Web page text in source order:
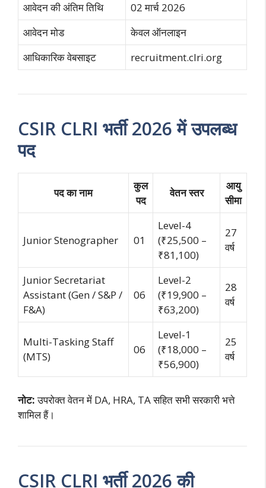
आवेदन की अंतिम तिथि
02 मार्च 2026
आवेदन मोड
केवल ऑनलाइन
आधिकारिक वेबसाइट
recruitment.clri.org
CSIR CLRI भर्ती 2026 में उपलब्ध
पद
पद का नाम
कुल
पद
वेतन स्तर
आयु
सीमा
Junior Stenographer 01
Level-4
(₹25,500 –
₹81,100)
27
वर्ष
Junior Secretariat
Assistant (Gen / S&P /
F&A)
06
Level-2
(₹19,900 –
₹63,200)
28
वर्ष
Multi-Tasking Staff
(MTS)
06
Level-1
(₹18,000 –
₹56,900)
25
वर्ष
नोट:उपरोक्त वेतन में DA, HRA, TA सहित सभी सरकारी भत्ते
शामिल हैं।
CSIR CLRI भर्ती 2026 की